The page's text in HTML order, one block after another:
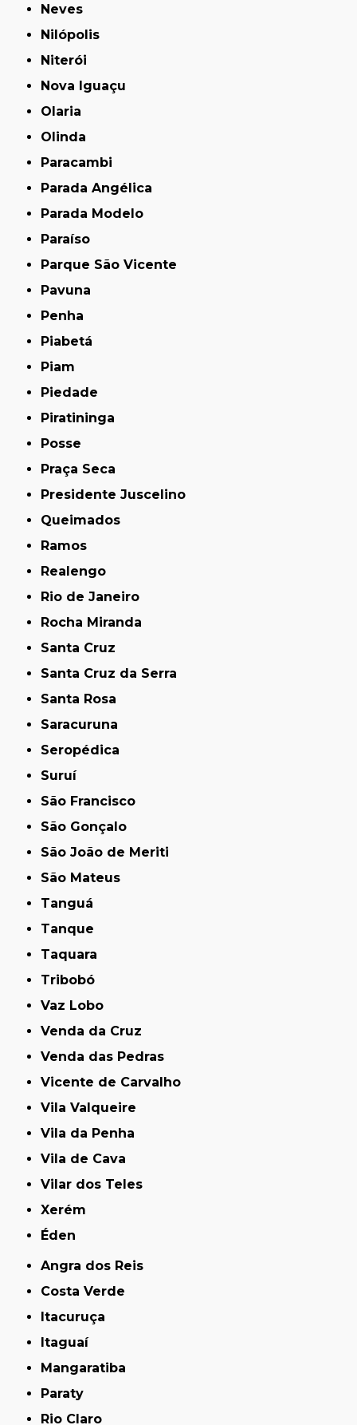
Neves
Nilópolis
Niterói
Nova Iguaçu
Olaria
Olinda
Paracambi
Parada Angélica
Parada Modelo
Paraíso
Parque São Vicente
Pavuna
Penha
Piabetá
Piam
Piedade
Piratininga
Posse
Praça Seca
Presidente Juscelino
Queimados
Ramos
Realengo
Rio de Janeiro
Rocha Miranda
Santa Cruz
Santa Cruz da Serra
Santa Rosa
Saracuruna
Seropédica
Suruí
São Francisco
São Gonçalo
São João de Meriti
São Mateus
Tanguá
Tanque
Taquara
Tribobó
Vaz Lobo
Venda da Cruz
Venda das Pedras
Vicente de Carvalho
Vila Valqueire
Vila da Penha
Vila de Cava
Vilar dos Teles
Xerém
Éden
Angra dos Reis
Costa Verde
Itacuruça
Itaguaí
Mangaratiba
Paraty
Rio Claro